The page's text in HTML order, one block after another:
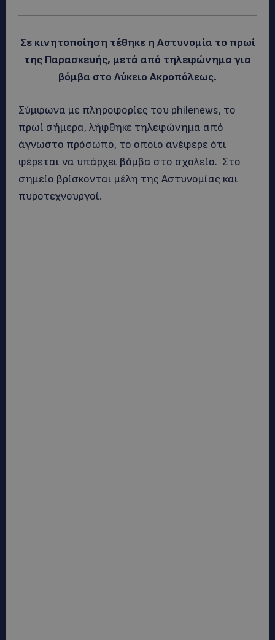
Σε κινητοποίηση τέθηκε η Αστυνομία το πρωί
της Παρασκευής, μετά από τηλεφώνημα για
βόμβα στο Λύκειο Ακροπόλεως.
Σύμφωνα με πληροφορίες του philenews, το
πρωί σήμερα, λήφθηκε τηλεφώνημα από
άγνωστο πρόσωπο, το οποίο ανέφερε ότι
φέρεται να υπάρχει βόμβα στο σχολείο. Στο
σημείο βρίσκονται μέλη της Αστυνομίας και
πυροτεχνουργοί.